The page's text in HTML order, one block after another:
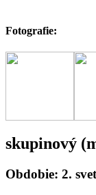
Fotografie:
skupinový
Obdobie: 2.